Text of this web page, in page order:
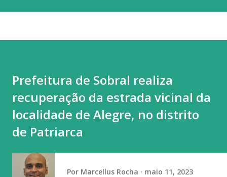
suspendeu todas as visitas a Bolsonaro, com a exceção da
equipe médica e de advogados. A medida foi tomada diante
do descumprimento das condições para a prisão domiciliar,
afirmou ministro. A proibição das visitas ocorreu após o
senador Flávio Bolsonaro (PL-RJ), candidato à Presidência
nas eleições deste ano, ter publicado nas redes sociais uma
carta manuscrita assinada pelo pai...
Prefeitura de Sobral realiza
recuperação da estrada vicinal da
localidade de Alegre, no distrito
de Patriarca
Por Marcellus Rocha maio 11, 2023